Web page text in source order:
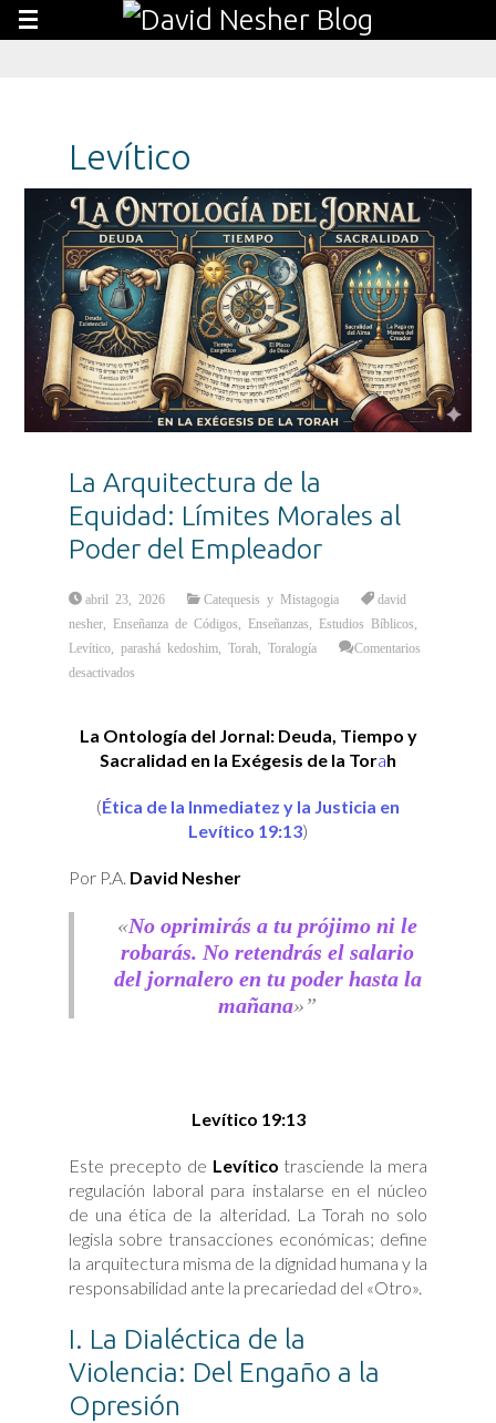
Levítico
La Arquitectura de la
Equidad: Límites Morales al
Poder del Empleador
abril 23, 2026 Catequesis y Mistagogia
david
nesher
Enseñanza de Códigos Enseñanzas Estudios Bíblicos
Levítico ,parashá kedoshim ,Torah ,Toralogía
Comentarios
desactivados
Equidad:
Límites
Morales
Empleador
La Ontología del Jornal: Deuda, Tiempo y
Sacralidad en la Exégesis de la Torah
(Ética de la Inmediatez y la Justicia en
Levítico 19:13)
Por P.A. David Nesher
«No oprimirás a tu prójimo ni le
robarás. No retendrás el salario
del jornalero en tu poder hasta la
mañana»
Levítico 19:13
Este precepto de Levítico trasciende la mera
regulación laboral para instalarse en el núcleo
de una ética de la alteridad. La Torah no solo
legisla sobre transacciones económicas; define
la arquitectura misma de la dignidad humana y la
responsabilidad ante la precariedad del «Otro».
I. La Dialéctica de la
Violencia: Del Engaño a la
Opresión